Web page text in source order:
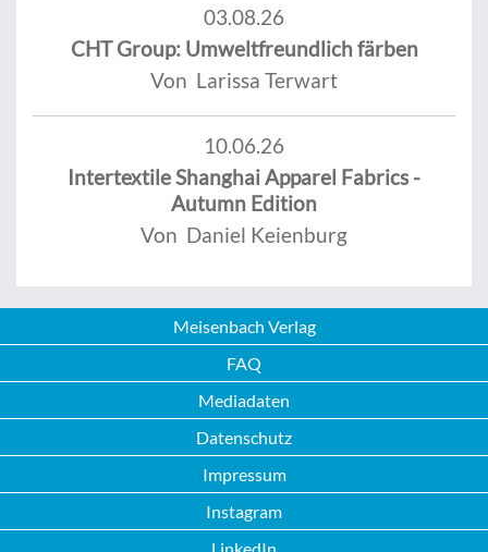
03.08.26
CHT Group: Umweltfreundlich färben
Von Larissa Terwart
10.06.26
Intertextile Shanghai Apparel Fabrics -
Autumn Edition
Von Daniel Keienburg
Meisenbach Verlag
FAQ
Mediadaten
Datenschutz
Impressum
Instagram